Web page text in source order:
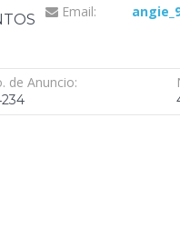
Email:
de Anuncio: